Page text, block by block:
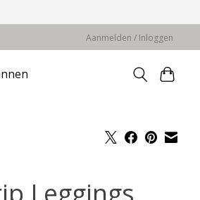
Aanmelden / Inloggen
Leggings